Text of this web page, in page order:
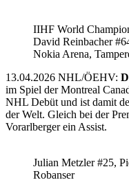
IIHF World
David Reinbacher
Nokia Arena,
13.04.2026 NHL/ÖEHV:
im Spiel der Montreal
NHL Debüt und ist damit
der Welt. Gleich bei der
Vorarlberger ein Assist.
Julian Metzler #25,
Robanser